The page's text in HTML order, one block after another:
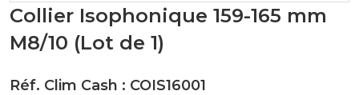
Collier Isophonique 159-165 mm
M8/10 (Lot de 1)
Réf. Clim Cash : COIS16001